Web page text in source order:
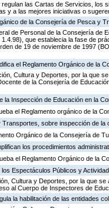
las Cartas de Servicios, los
y a las mejores iniciativas o
de la Consejería de Pesca y
de Personal de la Consejería de
que establecia la fase de
de 19 de noviembre de 1997
el Reglamento Orgánico de la
Cultura y Deportes, por la que
de la Consejería de
la Inspección de Educación en la
el Reglamento orgánico de la
sobre inspección de
Orgánico de la Consejería de
los procedimientos
el Reglamento Orgánico de la
Espectáculos Públicos y
Cultura y Deportes, por la que
al Cuerpo de Inspectores de
la habilitación de las entidades